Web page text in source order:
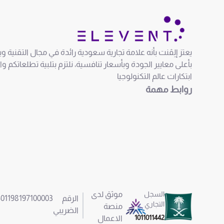
يعتز إلِڤنت بأنه علامة تجارية سعودية رائدة في مجال التقنية
بأعلى معايير الجودة وبأسعار تنافسية، نلتزم بتلبية
ابتكارات عالم التكنولوجيا
روابط مهمة
السجل
التجاري
1011011442
موثق لدى
منصة
الاعمال
الرقم
الضريبي